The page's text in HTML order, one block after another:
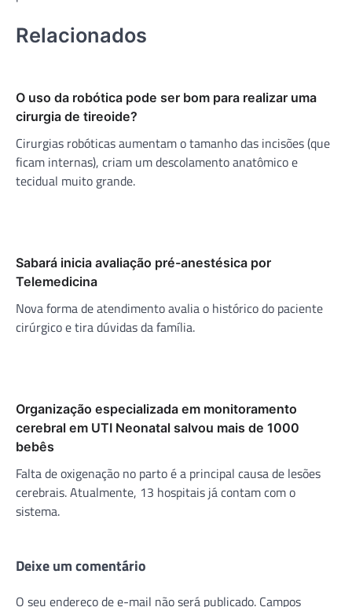
Relacionados
O uso da robótica pode ser bom para realizar uma
cirurgia de tireoide?
Cirurgias robóticas aumentam o tamanho das incisões (que
ficam internas), criam um descolamento anatômico e
tecidual muito grande.
Sabará inicia avaliação pré-anestésica por
Telemedicina
Nova forma de atendimento avalia o histórico do paciente
cirúrgico e tira dúvidas da família.
Organização especializada em monitoramento
cerebral em UTI Neonatal salvou mais de 1000
bebês
Falta de oxigenação no parto é a principal causa de lesões
cerebrais. Atualmente, 13 hospitais já contam com o
sistema.
Deixe um comentário
O seu endereço de e-mail não será publicado. Campos